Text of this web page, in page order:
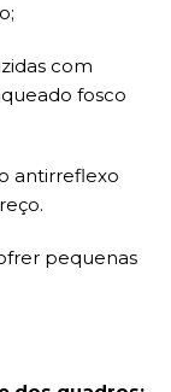
com
fosco
antirreflexo
pequenas